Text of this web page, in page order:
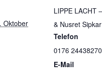
Oktober
LIPPE LACHT
& Nusret Sipkar
Telefon
0176 24438270
E-Mail